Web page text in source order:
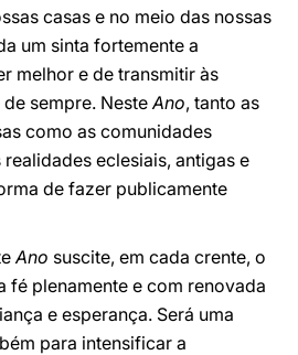
casas e no meio das nossas
um sinta fortemente a
melhor e de transmitir às
sempre. NesteAno, tanto as
como as comunidades
eclesiais, antigas e
de fazer publicamente
Ano suscite, em cada crente, o
fé plenamente e com renovada
e esperança. Será uma
para intensificar a